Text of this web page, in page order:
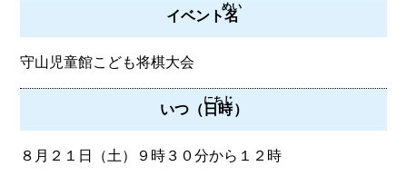
イベント名
めい
守山児童館こども将棋大会
いつ（日時
にちじ
）
８月２１日（土）９時３０分から１２時